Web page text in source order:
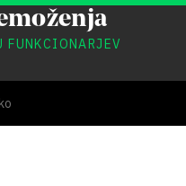
FUNKCIONARJEV